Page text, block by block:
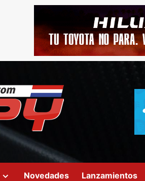
Novedades Lanzamientos